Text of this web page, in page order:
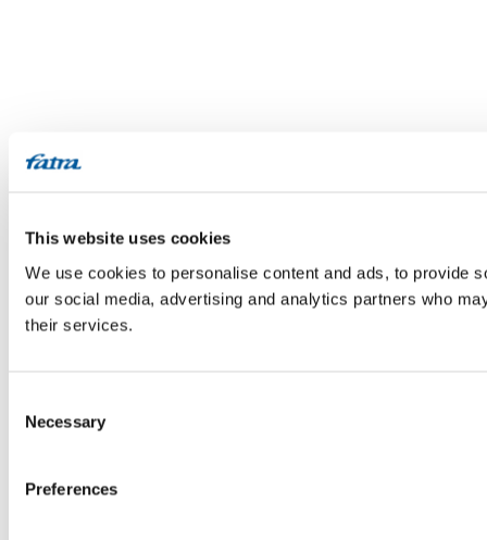
This website uses cookies
We use cookies to personalise content and ads, to provide
our social media, advertising and analytics partners who
their services.
Selection
Necessary
Preferences